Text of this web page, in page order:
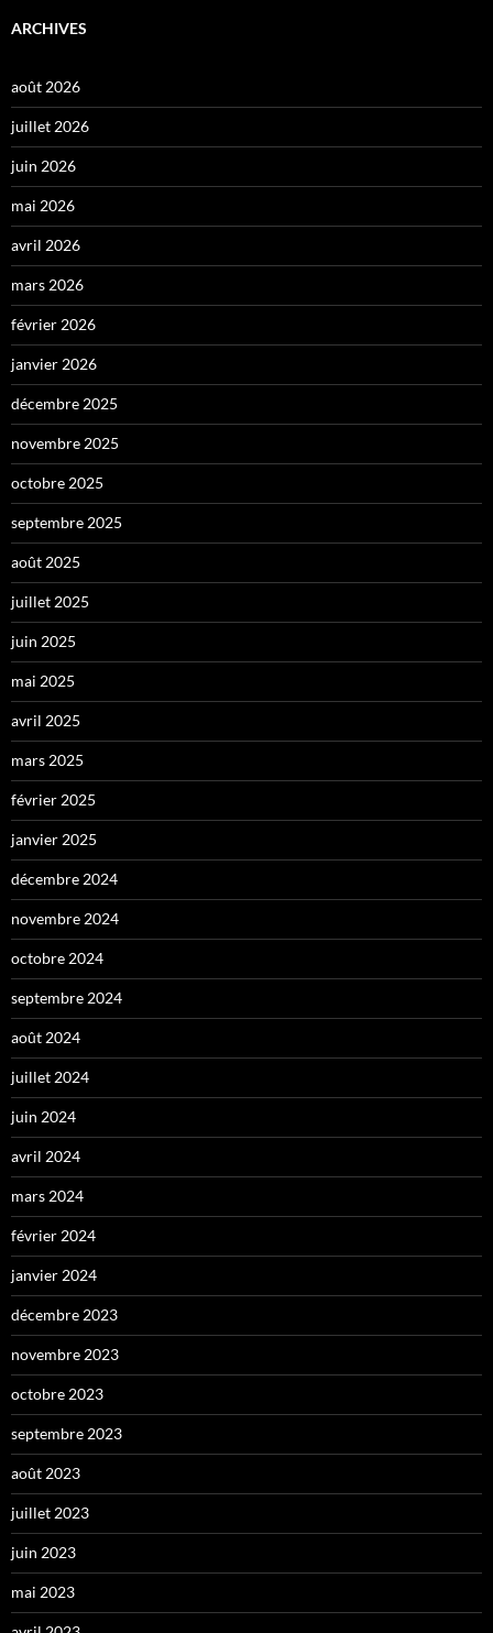
ARCHIVES
août 2026
juillet 2026
juin 2026
mai 2026
avril 2026
mars 2026
février 2026
janvier 2026
décembre 2025
novembre 2025
octobre 2025
septembre 2025
août 2025
juillet 2025
juin 2025
mai 2025
avril 2025
mars 2025
février 2025
janvier 2025
décembre 2024
novembre 2024
octobre 2024
septembre 2024
août 2024
juillet 2024
juin 2024
avril 2024
mars 2024
février 2024
janvier 2024
décembre 2023
novembre 2023
octobre 2023
septembre 2023
août 2023
juillet 2023
juin 2023
mai 2023